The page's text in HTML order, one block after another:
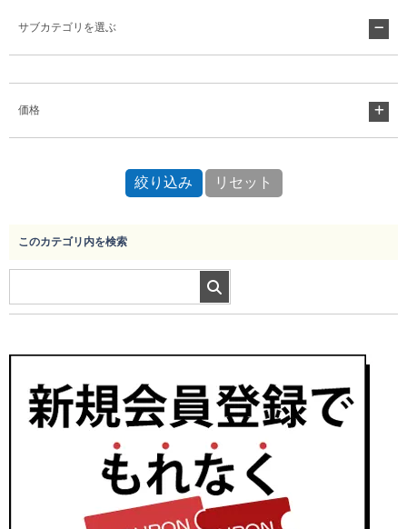
サブカテゴリを選ぶ
価格
このカテゴリ内を検索